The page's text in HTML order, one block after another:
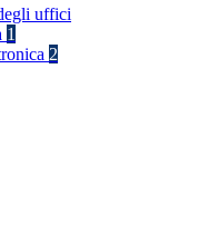
uffici
1
2